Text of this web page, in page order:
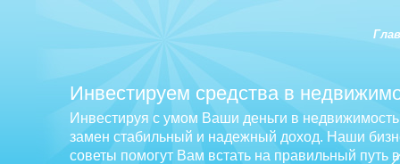
Инвестируем средства в
Инвестируя с умом Ваши деньги в
замен стабильный и надежный доход. Наши
советы помогут Вам встать на правильный путь